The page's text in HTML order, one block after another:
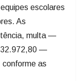
escolares
As
multa —
32.972,80 —
as